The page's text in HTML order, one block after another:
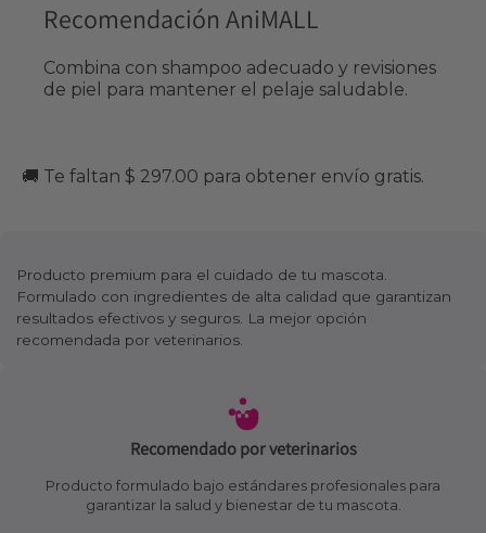
Recomendación AniMALL
Combina con shampoo adecuado y revisiones
de piel para mantener el pelaje saludable.
🚚 Te faltan $ 297.00 para obtener envío gratis.
Producto premium para el cuidado de tu mascota.
Formulado con ingredientes de alta calidad que garantizan
resultados efectivos y seguros. La mejor opción
recomendada por veterinarios.
Recomendado por veterinarios
Producto formulado bajo estándares profesionales para
garantizar la salud y bienestar de tu mascota.